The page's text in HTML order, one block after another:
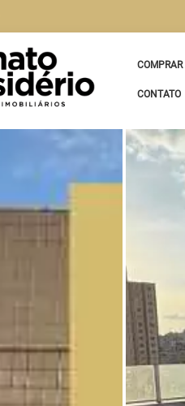
COMPRAR
CONTATO